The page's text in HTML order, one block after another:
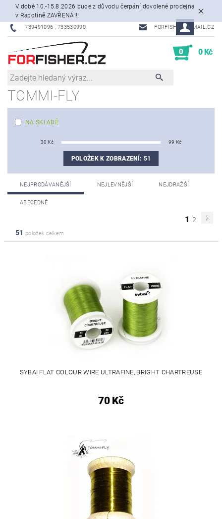
V době 10.-15.8.2026 bude z důvodu čerpání dovolené prodejna
v Rapotíně ZAVŘENÁ!!!
739491096 , 733530990 FORFISHER@EMAIL.CZ
0 0 Kč
TOMMI-FLY
NA SKLADĚ
30 Kč 99 Kč
POLOŽEK K ZOBRAZENÍ: 51
NEJPRODÁVANĚJŠÍ NEJLEVNĚJŠÍ NEJDRAŽŠÍ
ABECEDNĚ
1 2
51 položek celkem
SYBAI FLAT COLOUR WIRE ULTRAFINE, BRIGHT CHARTREUSE
70 Kč